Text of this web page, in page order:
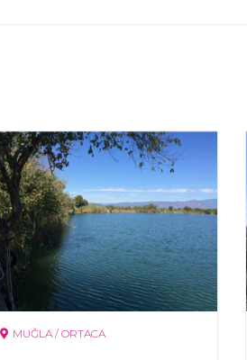
MUĞLA / ORTACA